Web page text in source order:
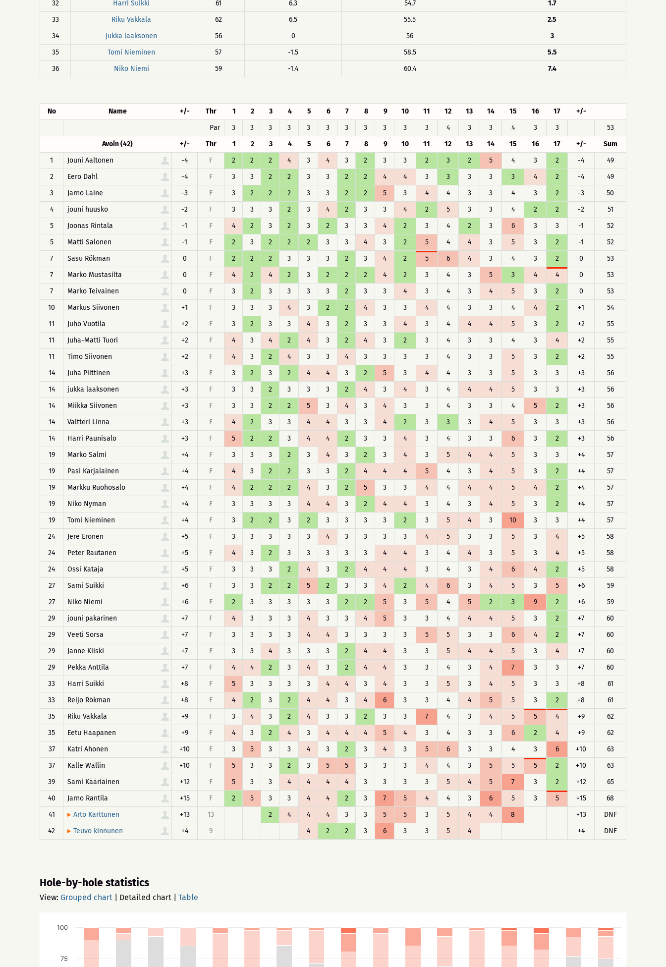
32
Harri Suikki 61 6.3 54.7
1.7
33
Riku Vakkala 62 6.5 55.5
2.5
34
jukka laaksonen 56 0 56
3
35
Tomi Nieminen 57 -1.5 58.5
5.5
36
Niko Niemi 59 -1.4 60.4 7.4
No Name +/- Thr 1 2 3 4 5 6 7 8 9 10 11 12 13 14 15 16 17
+/-
Par
3 3 3 3 3 3 3 3 3 3 3 4 3 3 4 3 3
53
Avoin (42)
+/- Thr 1 2 3 4 5 6 7 8 9 10 11 12 13 14 15 16 17 +/-
Sum
1
Jouni Aaltonen -4 F 2 2 2 4 3 4 3 2 3 3 2 3 2 5 4 3 2 -4
49
2
Eero Dahl -4 F 3 3 2 2 3 3 2 2 4 4 3 3 3 3 3 4 2 -4
49
3
Jarno Laine -3 F 3 2 2 2 3 3 2 2 5 3 4 4 3 3 4 3 2 -3
50
4
jouni huusko -2 F 3 3 3 2 3 4 2 3 3 4 2 5 3 3 4 2 2 -2
51
5
Joonas Rintala -1 F 4 2 3 2 3 2 3 3 4 2 3 4 2 3 6 3 3 -1
52
5
Matti Salonen -1 F 2 3 2 2 2 3 3 4 3 2 5 4 4 3 5 3 2 -1
52
7
Sasu Rökman 0 F 2 2 2 3 3 3 2 3 4 2 5 6 4 3 4 3 2 0
53
7
Marko Mustasilta 0 F 4 2 4 2 3 2 2 2 4 2 3 4 3 5 3 4 4 0
53
7
Marko Teivainen 0 F 3 2 3 3 3 3 2 3 3 4 3 4 3 4 5 3 2 0
53
10
Markus Siivonen +1 F 3 3 3 4 3 2 2 4 3 3 4 4 3 3 4 4 2 +1
54
11
Juho Vuotila +2 F 3 2 3 3 4 3 2 3 3 4 3 4 4 4 5 3 2 +2
55
11
Juha-Matti Tuori +2 F 4 3 4 2 4 3 2 4 3 2 3 4 3 3 4 3 4 +2
55
11
Timo Siivonen +2 F 4 3 2 4 3 3 4 3 3 3 3 4 3 3 5 3 2 +2
55
14
Juha Piittinen +3 F 3 2 3 2 4 4 3 2 5 3 4 4 3 3 5 3 3 +3
56
14
jukka laaksonen +3 F 3 3 2 3 3 3 2 4 3 4 3 4 4 4 5 3 3 +3
56
14
Miikka Siivonen +3 F 3 3 2 2 5 3 4 3 4 3 3 4 3 3 4 5 2 +3
56
14
Valtteri Linna +3 F 4 2 3 3 4 4 3 3 4 2 3 3 3 4 5 3 3 +3
56
14
Harri Paunisalo +3 F 5 2 2 3 4 4 2 3 3 4 3 4 3 3 6 3 2 +3
56
19
Marko Salmi +4 F 3 3 3 2 3 4 3 2 3 4 3 5 4 4 5 3 3 +4
57
19
Pasi Karjalainen +4 F 4 3 2 2 3 3 2 4 4 4 5 4 3 4 5 3 2 +4
57
19
Markku Ruohosalo +4 F 4 2 2 2 4 3 2 5 3 3 4 4 4 4 5 4 2 +4
57
19
Niko Nyman +4 F 3 3 3 3 4 4 3 2 4 4 3 4 3 4 5 3 2 +4
57
19
Tomi Nieminen +4 F 3 2 2 3 2 3 3 3 3 2 3 5 4 3 10 3 3 +4
57
24
Jere Eronen +5 F 3 3 3 3 3 4 3 3 3 3 4 5 3 3 5 3 4 +5
58
24
Peter Rautanen +5 F 4 3 2 3 3 3 3 3 4 4 3 4 4 3 5 3 4 +5
58
24
Ossi Kataja +5 F 3 3 3 2 4 3 2 4 4 4 3 4 3 4 6 4 2 +5
58
27
Sami Suikki +6 F 3 3 2 2 5 2 3 3 4 2 4 6 3 4 5 3 5 +6
59
27
Niko Niemi +6 F 2 3 3 3 3 3 2 2 5 3 5 4 5 2 3 9 2 +6
59
29
jouni pakarinen +7 F 4 3 3 3 4 3 3 4 5 3 3 4 4 4 5 3 2 +7
60
29
Veeti Sorsa +7 F 3 3 3 3 4 4 3 3 3 3 5 5 3 3 6 4 2 +7
60
29
Janne Kiiski +7 F 3 3 4 3 3 3 2 4 4 3 3 5 4 4 5 3 4 +7
60
29
Pekka Anttila +7 F 4 4 2 3 4 3 2 4 4 3 3 4 3 4 7 3 3 +7
60
33
Harri Suikki +8 F 5 3 3 3 3 4 4 3 4 3 3 5 3 4 5 3 3 +8
61
33
Reijo Rökman +8 F 4 2 3 2 4 4 3 4 6 3 3 4 4 5 5 3 2 +8
61
35
Riku Vakkala +9 F 3 4 3 2 4 3 3 2 3 3 7 4 3 4 5 5 4 +9
62
35
Eetu Haapanen +9 F 4 3 2 4 3 4 4 4 5 4 3 4 3 3 6 2 4 +9
62
37
Katri Ahonen +10 F 3 5 3 3 4 3 2 3 4 3 5 6 3 3 4 3 6 +10
63
37
Kalle Wallin +10 F 5 3 3 2 3 5 5 3 3 3 4 4 3 5 5 5 2 +10
63
39
Sami Kääriäinen +12 F 5 3 3 4 4 4 4 3 3 3 3 5 4 5 7 3 2 +12
65
40
Jarno Rantila +15 F 2 5 3 3 4 4 2 3 7 5 4 4 3 6 5 3 5 +15
68
41
Arto Karttunen +13 13 2 4 4 4 3 3 5 5 3 5 4 4 8 +13
DNF
42
Teuvo kinnunen +4 9 4 2 2 3 6 3 3 5 4 +4 DNF
Hole-by-hole statistics
View: Grouped chart Detailed chart Table
75
100